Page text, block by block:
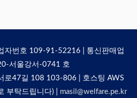
자번호 109-91-52216 | 통신판매업
서울강서-0741 호
로47길 108 103-806 | 호스팅 AWS
부탁드립니다) | masil@welfare.pe.kr